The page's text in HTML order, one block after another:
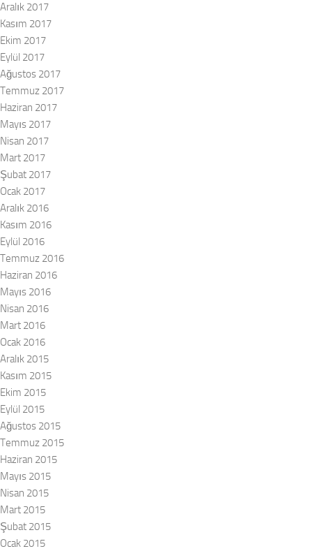
Aralık 2017
Kasım 2017
Ekim 2017
Eylül 2017
Ağustos 2017
Temmuz 2017
Haziran 2017
Mayıs 2017
Nisan 2017
Mart 2017
Şubat 2017
Ocak 2017
Aralık 2016
Kasım 2016
Eylül 2016
Temmuz 2016
Haziran 2016
Mayıs 2016
Nisan 2016
Mart 2016
Ocak 2016
Aralık 2015
Kasım 2015
Ekim 2015
Eylül 2015
Ağustos 2015
Temmuz 2015
Haziran 2015
Mayıs 2015
Nisan 2015
Mart 2015
Şubat 2015
Ocak 2015